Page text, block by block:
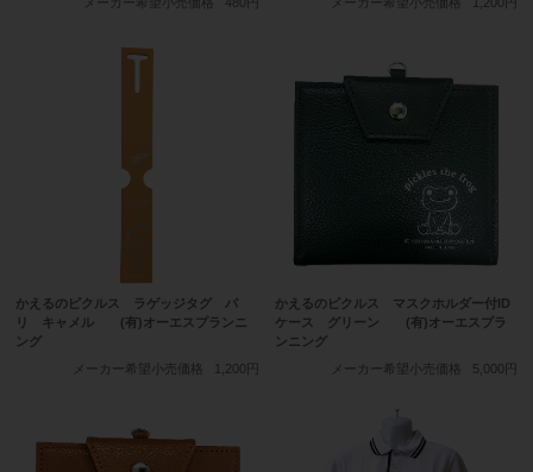
かえるのピクルス ラゲッジタグ パ
リ キャメル (有)オーエスプランニ
ング
メーカー希望小売価格
1,200円
かえるのピクルス マスクホルダー付ID
ケース グリーン (有)オーエスプラ
ンニング
メーカー希望小売価格
5,000円